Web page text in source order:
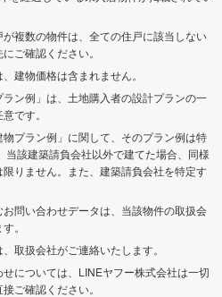
が複数の物件は、全ての住戸に該当しない
ご確認ください。
建物価格は含まれません。
ラン例」は、土地購入者の設計プランの一
です。
物プラン例」に関して、そのプラン例は特
当該建築請負会社以外で建てた場合、同様
りません。また、建築請負会社を特定す
問い合わせデータは、当該物件の取扱会
。
取扱会社がご連絡いたします。
については、LINEヤフー株式会社は一切
ご確認ください。